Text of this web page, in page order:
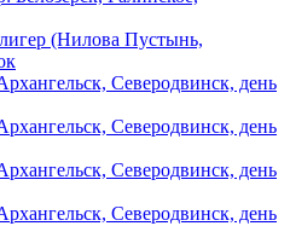
(Нилова Пустынь,
Северодвинск, день
Северодвинск, день
Северодвинск, день
Северодвинск, день